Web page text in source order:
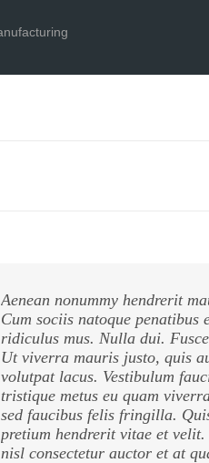
Aenean nonummy hendrerit
Cum sociis natoque penatibus
ridiculus mus. Nulla dui.
Ut viverra mauris justo, quis
volutpat lacus. Vestibulum
tristique metus eu quam
sed faucibus felis fringilla.
pretium hendrerit vitae et
nisl consectetur auctor et at